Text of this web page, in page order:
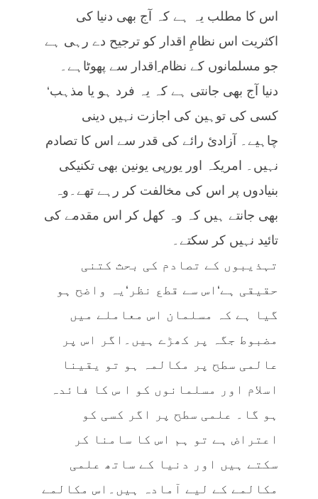
اس کا مطلب یہ ہے کہ آج بھی دنیا کی
اکثریت اس نظامِ اقدار کو ترجیح دے رہی ہے
جو مسلمانوں کے نظام ِاقدار سے پھوٹاہے۔
دنیا آج بھی جانتی ہے کہ یہ فرد ہو یا مذہب‘
کسی کی توہین کی اجازت نہیں دینی
چاہیے۔ آزادیٔ رائے کی قدر سے اس کا تصادم
نہیں۔ امریکہ اور یورپی یونین بھی تکنیکی
بنیادوں پر اس کی مخالفت کر رہے تھے۔وہ
بھی جانتے ہیں کہ وہ کھل کر اس مقدمے کی
تائید نہیں کر سکتے۔
تہذیبوں کے تصادم کی بحث کتنی
حقیقی ہے‘اس سے قطع نظر‘یہ واضح ہو
گیا ہے کہ مسلمان اس معاملے میں
مضبوط جگہ پر کھڑے ہیں۔اگر اس پر
عالمی سطح پر مکالمہ ہو تو یقینا
اسلام اور مسلمانوں کو ا س کا فائدہ
ہو گا۔ علمی سطح پر اگر کسی کو
اعتراض ہے تو ہم اس کا سامنا کر
سکتے ہیں اور دنیا کے ساتھ علمی
مکالمے کے لیے آمادہ ہیں۔اس مکالمے